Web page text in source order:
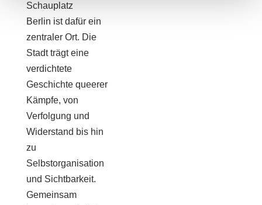
Schauplatz
Berlin ist dafür ein
zentraler Ort. Die
Stadt trägt eine
verdichtete
Geschichte queerer
Kämpfe, von
Verfolgung und
Widerstand bis hin
zu
Selbstorganisation
und Sichtbarkeit.
Gemeinsam